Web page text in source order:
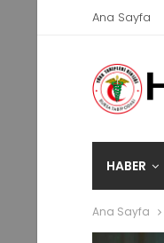
Ana Sayfa
HABER
Ana Sayfa